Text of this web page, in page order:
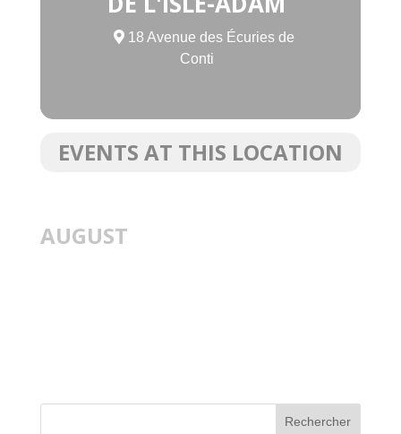
18 Avenue des Écuries de
Conti
EVENTS AT THIS LOCATION
AUGUST